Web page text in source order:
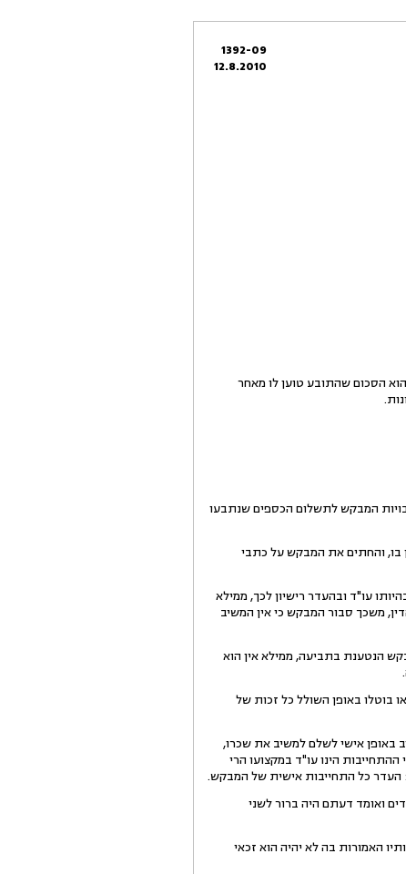
1392-09
12.8.2010
למתן רשות להתגונן מפני תביעה כספית בסדר דין מקוצר; סכום התביעה הכספית - 4,334,459 ₪ הוא הסכום שהתובע טוען לו מאחר
המבקש לתשלום הכספים שנתבעו
בו, והחתים את המבקש על כתבי
עו"ד ובהעדר רישיון לכך, ממילא
משכך סבור המבקש כי אין המשיב
הנטענת בתביעה, ממילא אין הוא
באופן השולל כל זכות של
אישי לשלם למשיב את שכרו,
הינו עו"ד במקצועו הרי
העדר כל התחייבות אישית של המבקש.
ואומד דעתם היה ברור לשני
האמורות בה לא יהיה הוא זכאי